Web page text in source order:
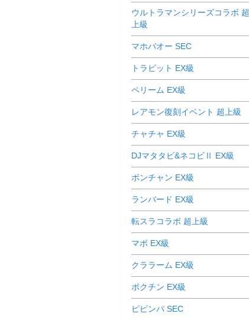
ウルトラマンシリーズコラボ 超
上級
マホバオー SEC
トラビット EX級
ペリーム EX級
レアモン復刻イベント 超上級
チャチャ EX級
DJマタタビ&ネコビⅡ EX級
ボンチャン EX級
ランバード EX級
転スラコラボ 超上級
マボ EX級
クララーム EX級
ポクチン EX級
ピピンパ SEC